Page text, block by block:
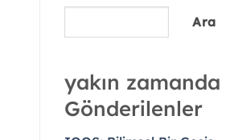
Ara
yakın zamanda
Gönderilenler